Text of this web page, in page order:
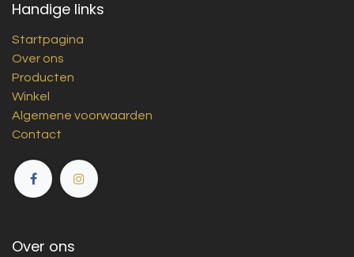
Handige links
Startpagina
Over ons
Producten
Winkel
Algemene voorwaarden
Contact
Over ons